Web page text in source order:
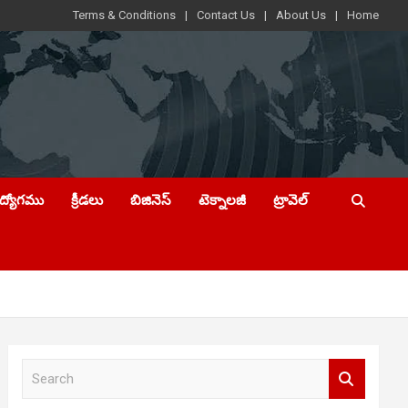
Terms & Conditions Contact Us About Us Home
క్రీడలు బిజినెస్ టెక్నాలజీ ట్రావెల్